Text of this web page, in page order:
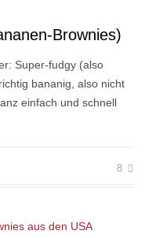
Brownies)
Super-fudgy (also
bananig, also nicht
einfach und schnell
8